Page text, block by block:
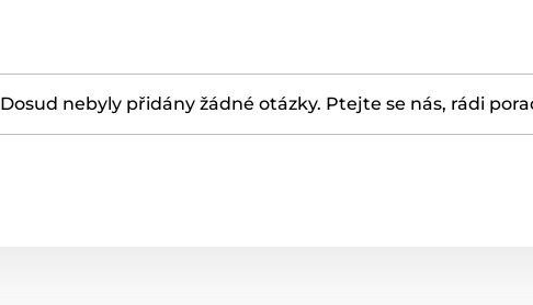
Dosud nebyly přidány žádné otázky. Ptejte se nás, rádi